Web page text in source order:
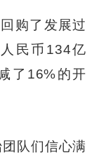
购了发展过
民币134亿
了16%的开
队们信心满